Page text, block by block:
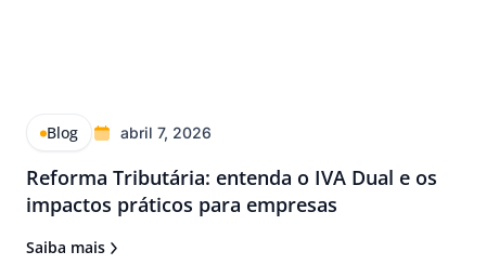
Blog abril 7, 2026
Reforma Tributária: entenda o IVA Dual e os
impactos práticos para empresas
Saiba mais